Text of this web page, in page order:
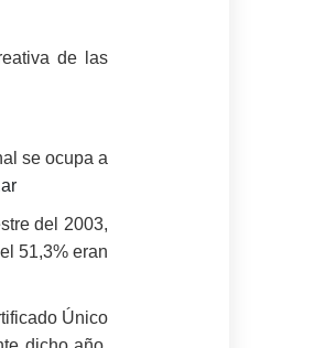
de las
se ocupa a
del 2003,
51,3% eran
Único